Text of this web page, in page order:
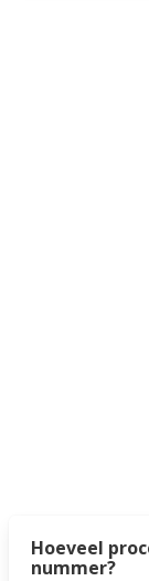
Hoeveel
nummer?